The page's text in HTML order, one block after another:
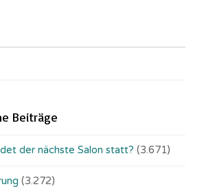
Beiträge
der nächste Salon statt? (3.671)
(3.272)